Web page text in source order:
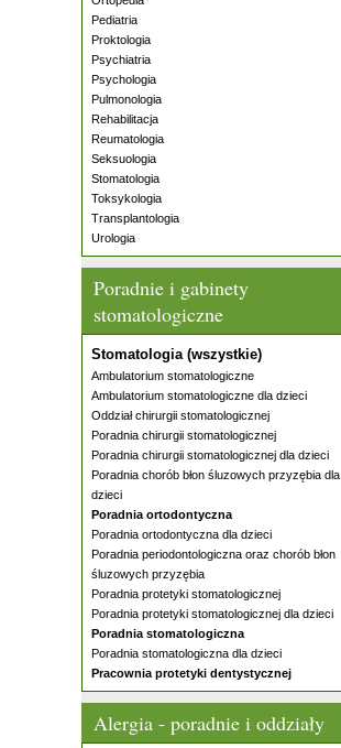
Pediatria
Proktologia
Psychiatria
Psychologia
Pulmonologia
Rehabilitacja
Reumatologia
Seksuologia
Stomatologia
Toksykologia
Transplantologia
Urologia
Poradnie i gabinety
stomatologiczne
Stomatologia (wszystkie)
Ambulatorium stomatologiczne
Ambulatorium stomatologiczne dla dzieci
Oddział chirurgii stomatologicznej
Poradnia chirurgii stomatologicznej
Poradnia chirurgii stomatologicznej dla dzieci
Poradnia chorób błon śluzowych przyzębia dla
dzieci
Poradnia ortodontyczna
Poradnia ortodontyczna dla dzieci
Poradnia periodontologiczna oraz chorób błon
śluzowych przyzębia
Poradnia protetyki stomatologicznej
Poradnia protetyki stomatologicznej dla dzieci
Poradnia stomatologiczna
Poradnia stomatologiczna dla dzieci
Pracownia protetyki dentystycznej
Alergia - poradnie i oddziały